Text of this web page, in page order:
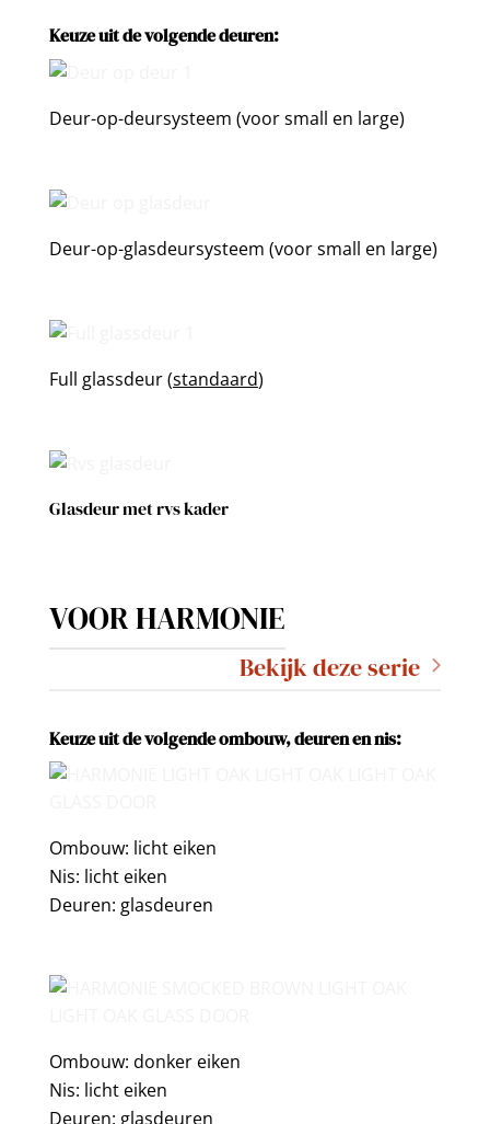
Keuze uit de volgende deuren:
Deur-op-deursysteem (voor small en large)
Deur-op-glasdeursysteem (voor small en large)
Full glassdeur (standaard)
Glasdeur met rvs kader
VOOR HARMONIE
Bekijk deze serie
Keuze uit de volgende ombouw, deuren en nis:
Ombouw: licht eiken
Nis: licht eiken
Deuren: glasdeuren
Ombouw: donker eiken
Nis: licht eiken
Deuren: glasdeuren